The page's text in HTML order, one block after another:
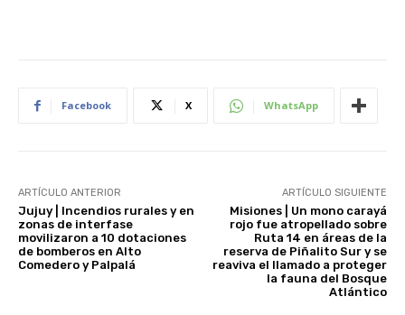
Facebook X WhatsApp
ARTÍCULO ANTERIOR
Jujuy | Incendios rurales y en
zonas de interfase
movilizaron a 10 dotaciones
de bomberos en Alto
Comedero y Palpalá
ARTÍCULO SIGUIENTE
Misiones | Un mono carayá
rojo fue atropellado sobre
Ruta 14 en áreas de la
reserva de Piñalito Sur y se
reaviva el llamado a proteger
la fauna del Bosque
Atlántico